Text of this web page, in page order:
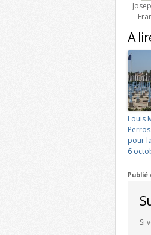
A
Louis
pour
6
Publié
Si